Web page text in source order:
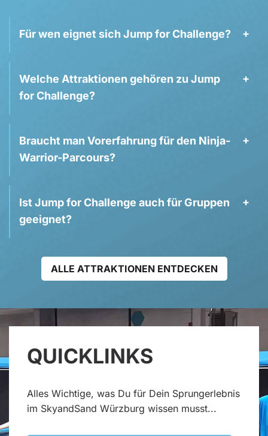
Für wen eignet sich Jump for Challenge?
Welche Attrak­tionen gehören zu Jump
for Challenge?
Braucht man Vorerfahrung für den Ninja-
Warrior-Parcours?
Ist Jump for Challenge auch für Gruppen
geeignet?
ALLE ATTRAK­TIONEN ENTDECKEN
QUICKLINKS
Alles Wichtige, was Du für Dein Sprungerlebnis
im SkyandSand Würzburg wissen musst...